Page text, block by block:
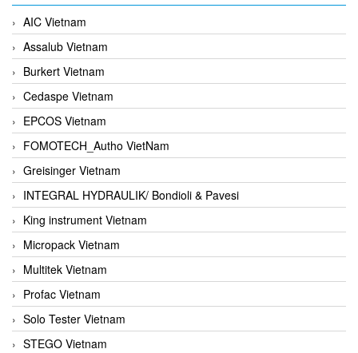
AIC Vietnam
Assalub Vietnam
Burkert Vietnam
Cedaspe Vietnam
EPCOS Vietnam
FOMOTECH_Autho VietNam
Greisinger Vietnam
INTEGRAL HYDRAULIK/ Bondioli & Pavesi
King instrument Vietnam
Micropack Vietnam
Multitek Vietnam
Profac Vietnam
Solo Tester Vietnam
STEGO Vietnam